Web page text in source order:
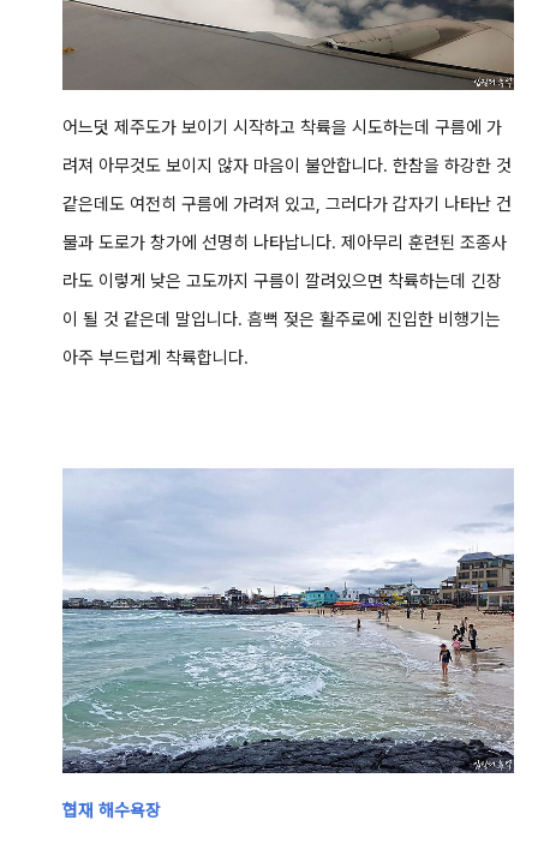
어느덧 제주도가 보이기 시작하고 착륙을 시도하는데 구름에 가
려져 아무것도 보이지 않자 마음이 불안합니다. 한참을 하강한 것
같은데도 여전히 구름에 가려져 있고, 그러다가 갑자기 나타난 건
물과 도로가 창가에 선명히 나타납니다. 제아무리 훈련된 조종사
라도 이렇게 낮은 고도까지 구름이 깔려있으면 착륙하는데 긴장
이 될 것 같은데 말입니다. 흠뻑 젖은 활주로에 진입한 비행기는
아주 부드럽게 착륙합니다.
협재 해수욕장